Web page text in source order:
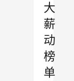
大
薪
动
榜
单